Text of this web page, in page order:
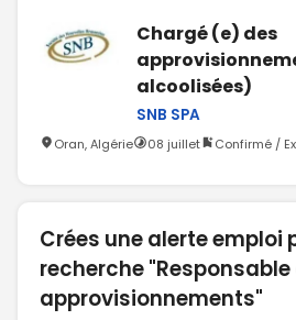
Chargé (e) des
alcoolisées)
SNB SPA
Oran, Algérie 08 juillet Confirmé /
Crées une alerte emploi
recherche "Responsable
approvisionnements"